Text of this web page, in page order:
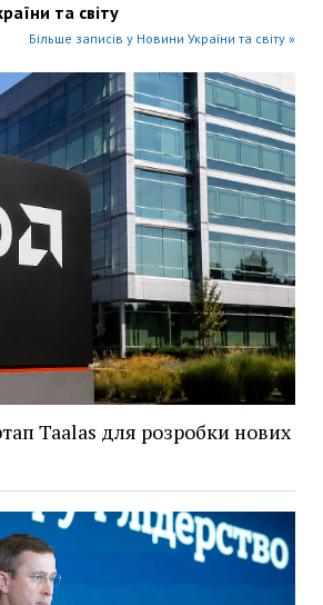
та світу
Більше записів у Новини України та світу »
Taalas для розробки нових